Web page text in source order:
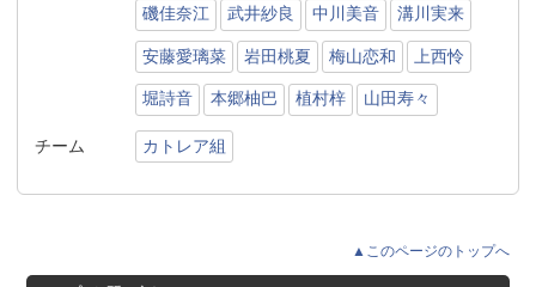
磯佳奈江 武井紗良 中川美音 溝川実来
安藤愛璃菜 岩田桃夏 梅山恋和 上西怜
堀詩音 本郷柚巴 植村梓 山田寿々
チーム カトレア組
▲このページのトップへ